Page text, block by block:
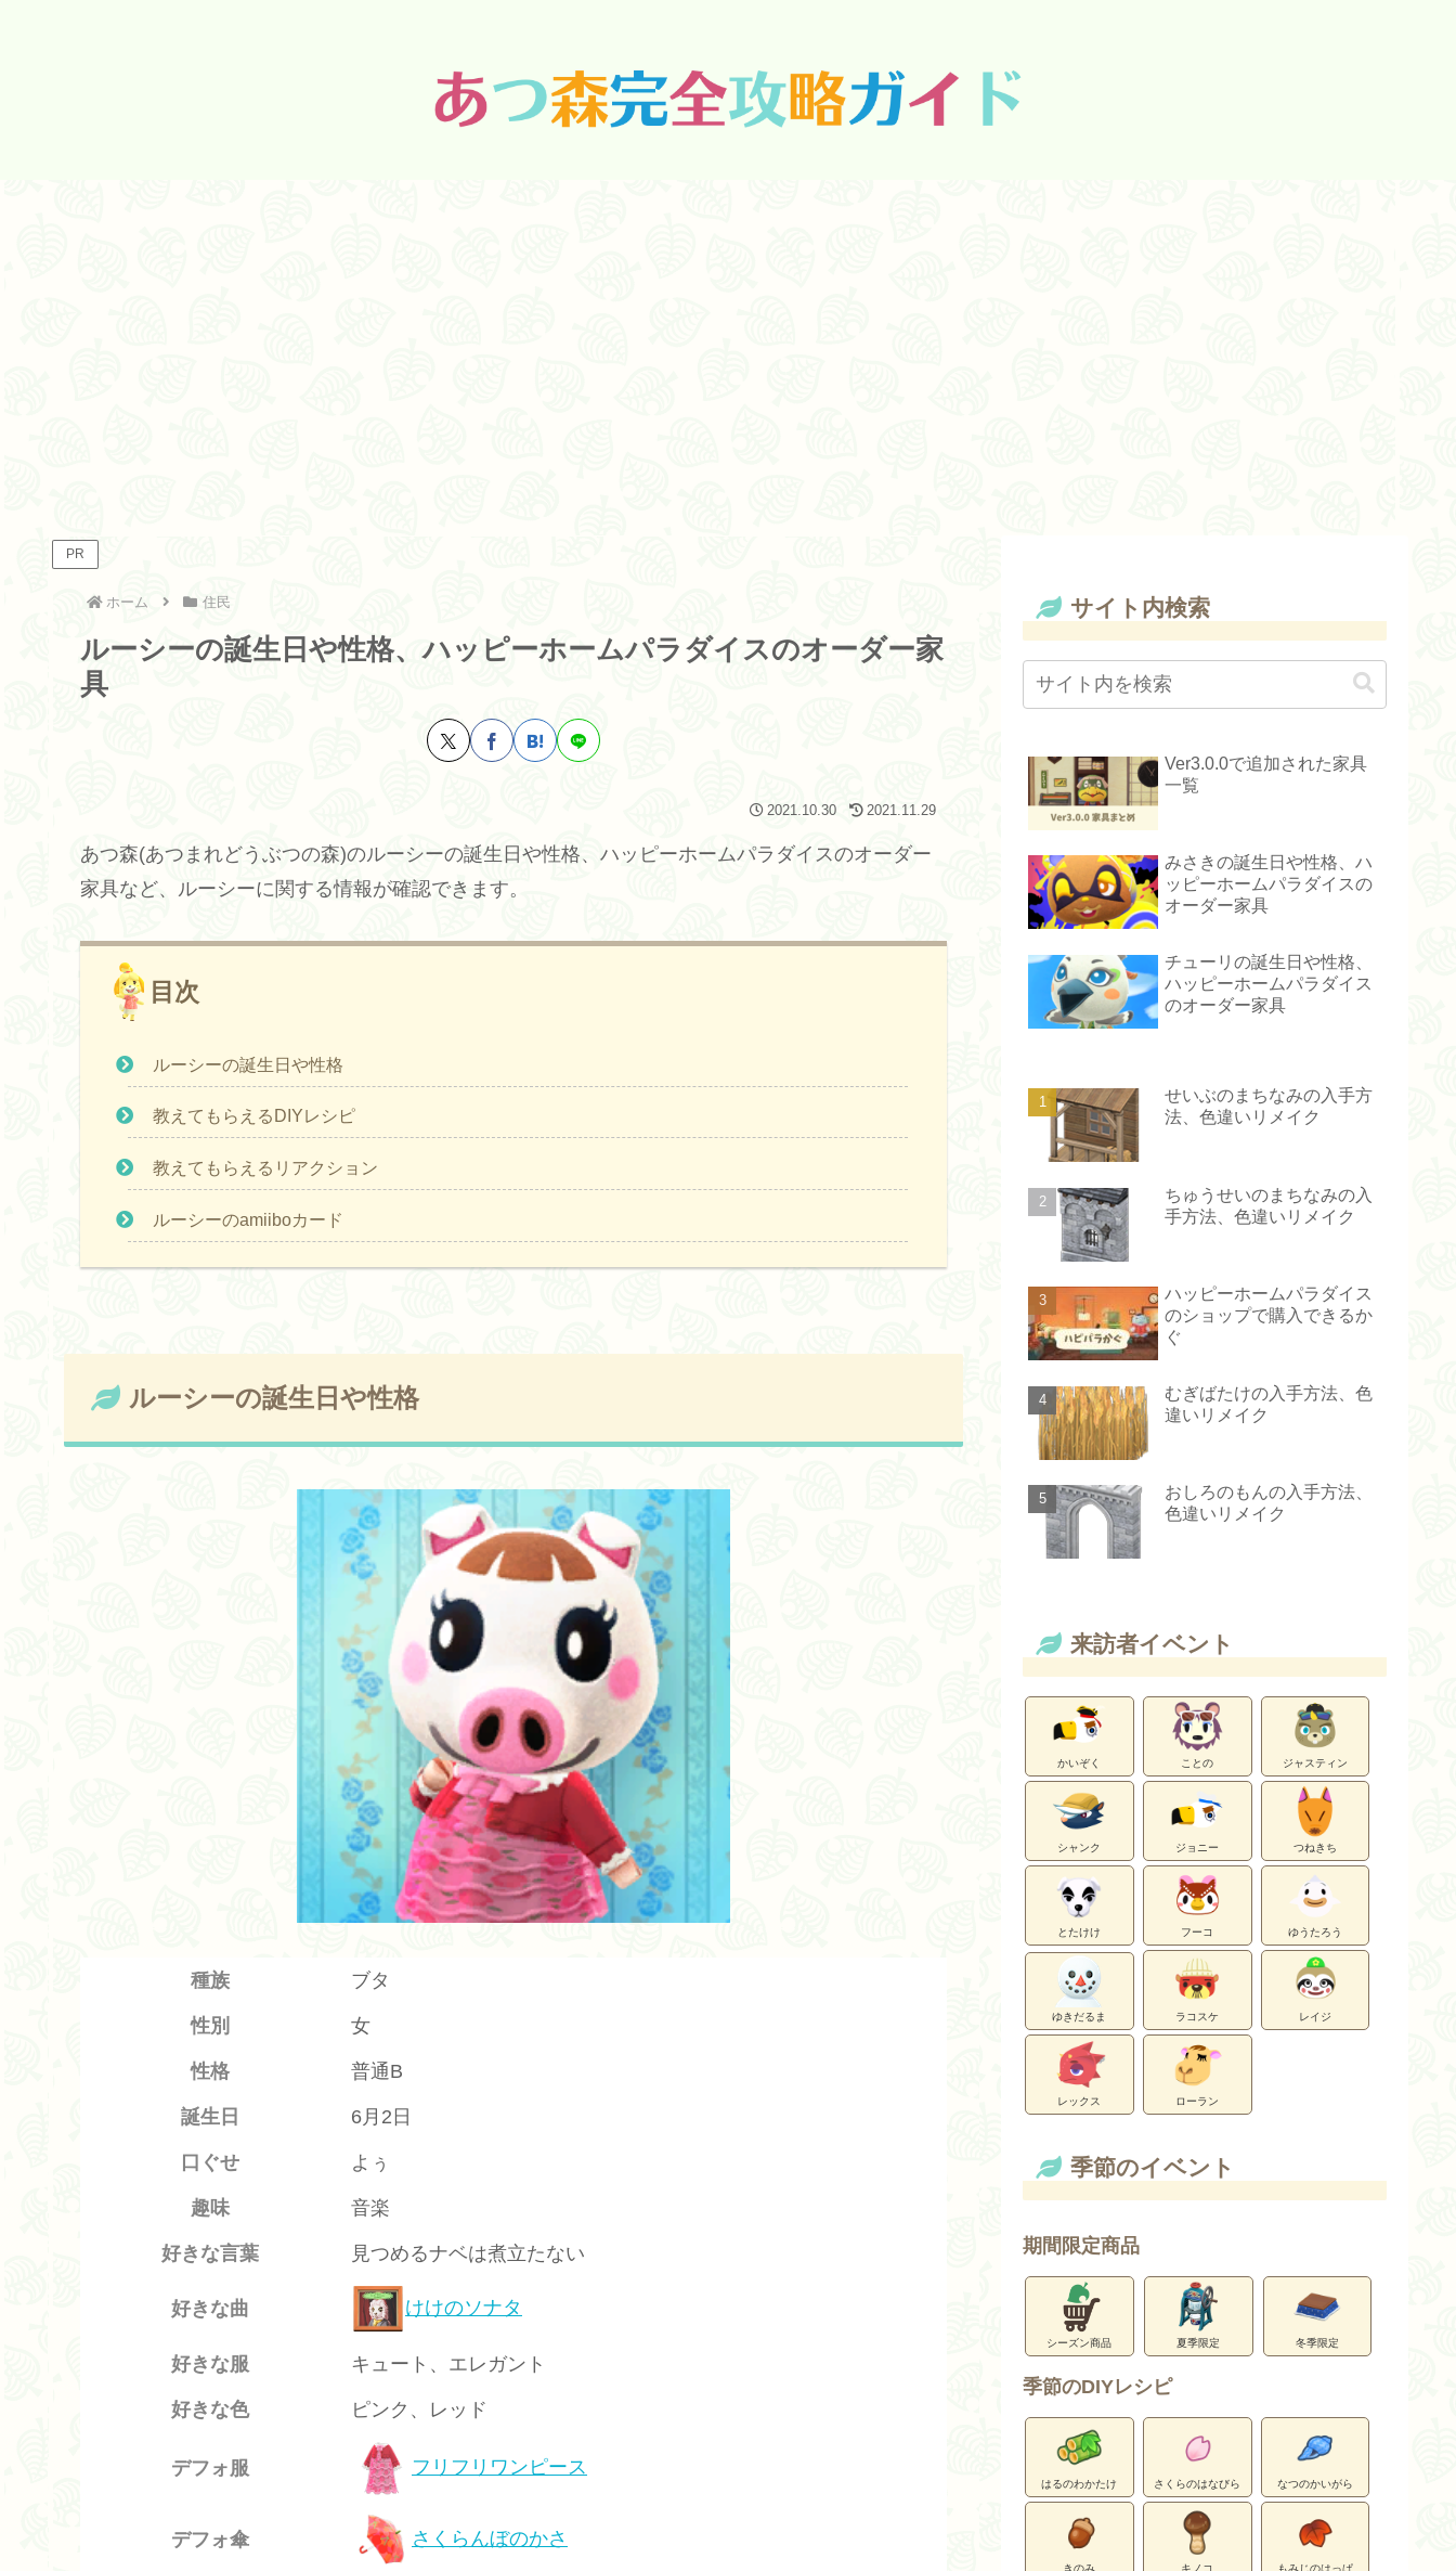
PR
ホーム 住民
ルーシーの誕生日や性格、ハッピーホームパラダイスのオーダー家
具
2021.10.30 2021.11.29
あつ森(あつまれどうぶつの森)のルーシーの誕生日や性格、ハッピーホームパラダイスのオーダー
家具など、ルーシーに関する情報が確認できます。
目次
ルーシーの誕生日や性格
教えてもらえるDIYレシピ
教えてもらえるリアクション
ルーシーのamiiboカード
ルーシーの誕生日や性格
種族 ブタ
性別 女
性格 普通B
誕生日 6月2日
口ぐせ よぅ
趣味 音楽
好きな言葉 見つめるナベは煮立たない
好きな曲 けけのソナタ
好きな服 キュート、エレガント
好きな色 ピンク、レッド
デフォ服 フリフリワンピース
デフォ傘 さくらんぼのかさ
サイト内検索
Ver3.0.0で追加された家具
一覧
みさきの誕生日や性格、ハ
ッピーホームパラダイスの
オーダー家具
チューリの誕生日や性格、
ハッピーホームパラダイス
のオーダー家具
せいぶのまちなみの入手方
法、色違いリメイク
ちゅうせいのまちなみの入
手方法、色違いリメイク
ハッピーホームパラダイス
のショップで購入できるか
ぐ
むぎばたけの入手方法、色
違いリメイク
おしろのもんの入手方法、
色違いリメイク
来訪者イベント
かいぞく ことの ジャスティン
シャンク ジョニー つねきち
とたけけ フーコ ゆうたろう
ゆきだるま ラコスケ レイジ
レックス ローラン
季節のイベント
期間限定商品
シーズン商品 夏季限定 冬季限定
季節のDIYレシピ
はるのわかたけ さくらのはなびら なつのかいがら
きのみ キノコ もみじのはっぱ